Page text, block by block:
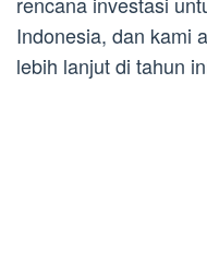
Indonesia, dan kami
lebih lanjut di tahun